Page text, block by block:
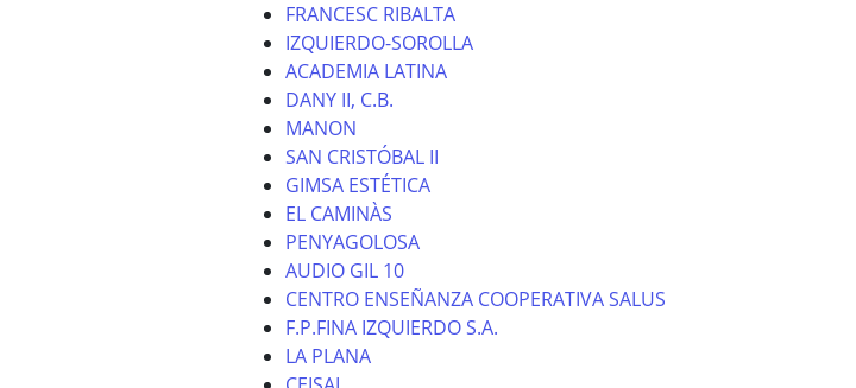
FRANCESC RIBALTA
IZQUIERDO-SOROLLA
ACADEMIA LATINA
DANY II, C.B.
MANON
SAN CRISTÓBAL II
GIMSA ESTÉTICA
EL CAMINÀS
PENYAGOLOSA
AUDIO GIL 10
CENTRO ENSEÑANZA COOPERATIVA SALUS
F.P.FINA IZQUIERDO S.A.
LA PLANA